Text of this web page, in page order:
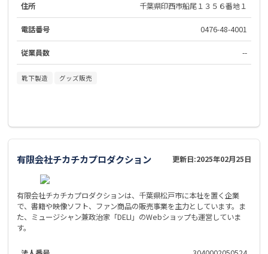
住所 千葉県印西市船尾１３５６番地１
電話番号 0476-48-4001
従業員数 --
靴下製造 グッズ販売
有限会社チカチカプロダクション 更新日:2025年02月25日
有限会社チカチカプロダクションは、千葉県松戸市に本社を置く企業
で、書籍や映像ソフト、ファン商品の販売事業を主力としています。ま
た、ミュージシャン兼政治家「DELI」のWebショップも運営していま
す。